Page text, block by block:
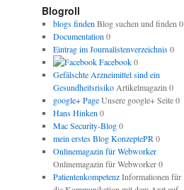
Blogroll
blogs finden Blog suchen und finden 0
Documentation 0
Eintrag im Journalistenverzeichnis0
Facebook0
Gefälschte Arzneimittel sind ein
GesundheitsrisikoArtikelmagazin 0
google+ PageUnsere google+ Seite 0
Hans Hinken 0
Mac Security-Blog0
mein erstes Blog KonzeptePR 0
Onlinemagazin für Webworker
Onlinemagazin für Webworker 0
PatientenkompetenzInformationen für